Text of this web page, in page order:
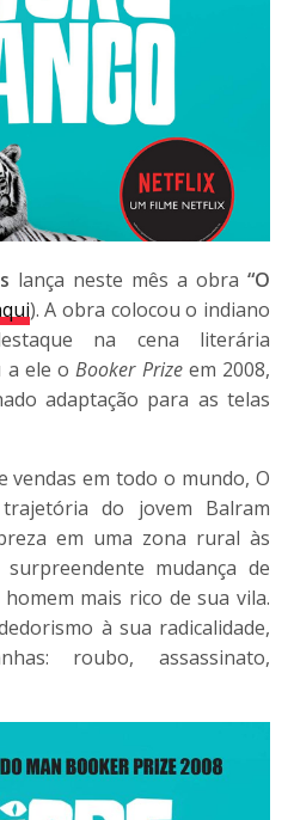
lança neste mês a obra “O
). A obra colocou o indiano
na cena literária
a ele oBooker Prizeem 2008,
adaptação para as telas
vendas em todo o mundo, O
do jovem Balram
em uma zona rural às
mudança de
mais rico de sua vila.
à sua radicalidade,
roubo, assassinato,